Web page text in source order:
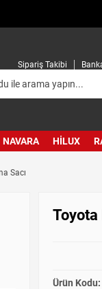
Sipariş Takibi
NAVARA HILUX
Sacı
Ürün Kodu: